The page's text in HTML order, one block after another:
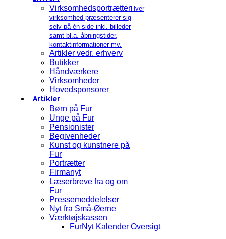
VirksomhedsportrætterHver
virksomhed præsenterer sig
selv på én side inkl. billeder
samt bl.a. åbningstider,
kontaktinformationer mv.
Artikler vedr. erhverv
Butikker
Håndværkere
Virksomheder
Hovedsponsorer
Artikler
Børn på Fur
Unge på Fur
Pensionister
Begivenheder
Kunst og kunstnere på
Fur
Portrætter
Firmanyt
Læserbreve fra og om
Fur
Pressemeddelelser
Nyt fra Små-Øerne
Værktøjskassen
FurNyt Kalender Oversigt